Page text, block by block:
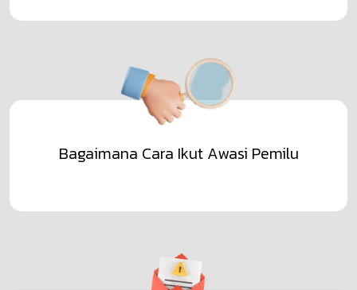
Bagaimana Cara Ikut Awasi Pemilu